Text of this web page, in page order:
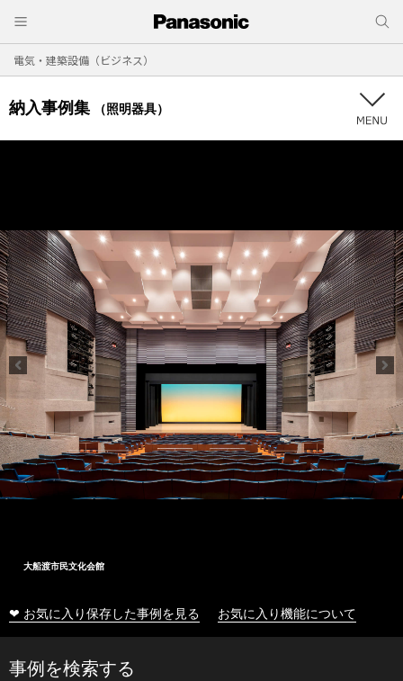
電気・建築設備（ビジネス）
納入事例集 （照明器具）
大船渡市民文化会館
❤ お気に入り保存した事例を見る お気に入り機能について
事例を検索する